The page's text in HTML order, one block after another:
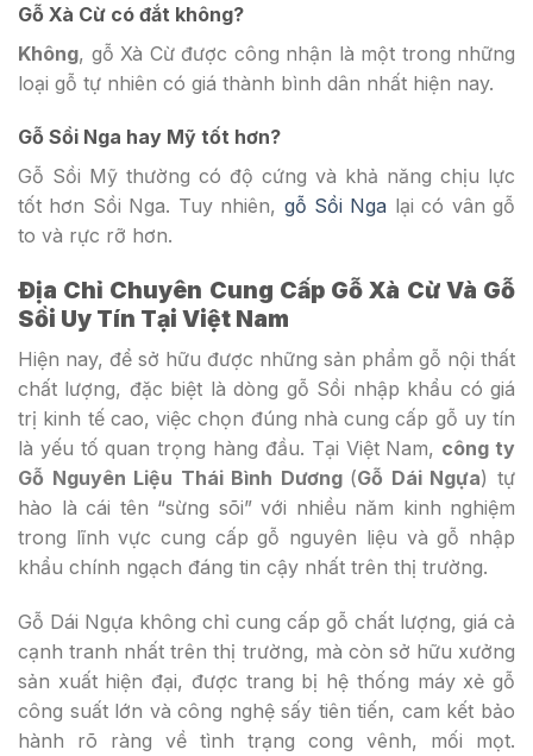
Gỗ Xà Cừ có đắt không?
Không, gỗ Xà Cừ được công nhận là một trong những
loại gỗ tự nhiên có giá thành bình dân nhất hiện nay.
Gỗ Sồi Nga hay Mỹ tốt hơn?
Gỗ Sồi Mỹ thường có độ cứng và khả năng chịu lực
tốt hơn Sồi Nga. Tuy nhiên, gỗ Sồi Nga lại có vân gỗ
to và rực rỡ hơn.
Địa Chỉ Chuyên Cung Cấp Gỗ Xà Cừ Và Gỗ
Sồi Uy Tín Tại Việt Nam
Hiện nay, để sở hữu được những sản phẩm gỗ nội thất
chất lượng, đặc biệt là dòng gỗ Sồi nhập khẩu có giá
trị kinh tế cao, việc chọn đúng nhà cung cấp gỗ uy tín
là yếu tố quan trọng hàng đầu. Tại Việt Nam, công ty
Gỗ Nguyên Liệu Thái Bình Dương (Gỗ Dái Ngựa) tự
hào là cái tên “sừng sõi” với nhiều năm kinh nghiệm
trong lĩnh vực cung cấp gỗ nguyên liệu và gỗ nhập
khẩu chính ngạch đáng tin cậy nhất trên thị trường.
Gỗ Dái Ngựa không chỉ cung cấp gỗ chất lượng, giá cả
cạnh tranh nhất trên thị trường, mà còn sở hữu xưởng
sản xuất hiện đại, được trang bị hệ thống máy xẻ gỗ
công suất lớn và công nghệ sấy tiên tiến, cam kết bảo
hành rõ ràng về tình trạng cong vênh, mối mọt.